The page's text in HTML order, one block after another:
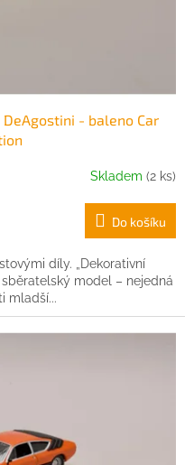
DeAgostini - baleno Car
Skladem (2 ks)
Do košíku
díly. „Dekorativní
model – nejedná
mladší...